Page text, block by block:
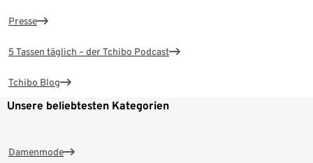
Presse
5 Tassen täglich – der Tchibo Podcast
Tchibo Blog
Unsere beliebtesten Kategorien
Damenmode